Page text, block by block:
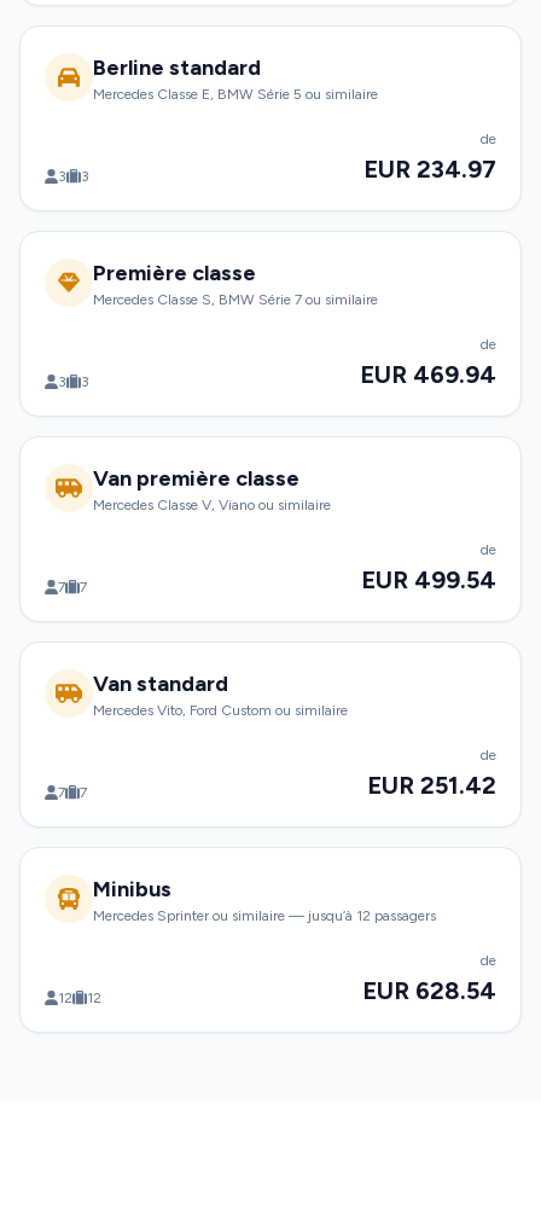
Berline standard
Mercedes Classe E, BMW Série 5 ou similaire
3 3
de
EUR 234.97
Première classe
Mercedes Classe S, BMW Série 7 ou similaire
3 3
de
EUR 469.94
Van première classe
Mercedes Classe V, Viano ou similaire
7 7
de
EUR 499.54
Van standard
Mercedes Vito, Ford Custom ou similaire
7 7
de
EUR 251.42
Minibus
Mercedes Sprinter ou similaire — jusqu’à 12 passagers
12 12
de
EUR 628.54